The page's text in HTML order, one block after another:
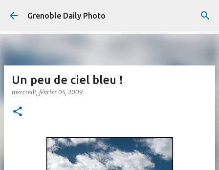
Accéder au contenu principal
Grenoble Daily Photo
Un peu de ciel bleu !
mercredi, février 04, 2009